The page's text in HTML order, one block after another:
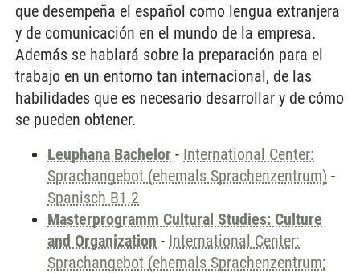
que desempeña el español como lengua extranjera
y de comunicación en el mundo de la empresa.
Además se hablará sobre la preparación para el
trabajo en un entorno tan internacional, de las
habilidades que es necesario desarrollar y de cómo
se pueden obtener.
Leuphana Bachelor - International Center:
Sprachangebot (ehemals Sprachenzentrum) -
Spanisch B1.2
Masterprogramm Cultural Studies: Culture
and Organization - International Center:
Sprachangebot (ehemals Sprachenzentrum;